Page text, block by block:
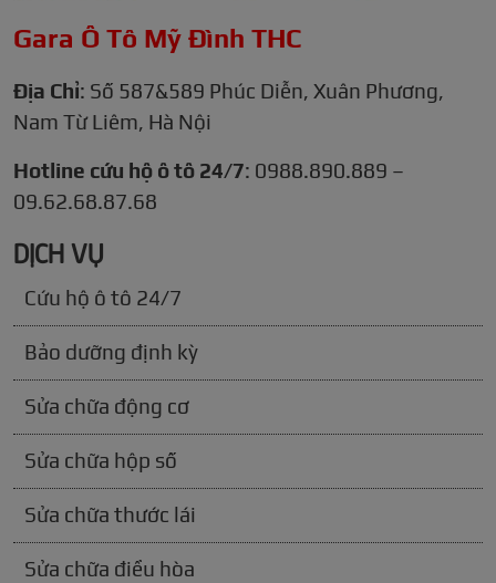
Gara Ô Tô Mỹ Đình THC
Địa Chỉ: Số 587&589 Phúc Diễn, Xuân Phương,
Nam Từ Liêm, Hà Nội
Hotline cứu hộ ô tô 24/7: 0988.890.889 –
09.62.68.87.68
DỊCH VỤ
Cứu hộ ô tô 24/7
Bảo dưỡng định kỳ
Sửa chữa động cơ
Sửa chữa hộp số
Sửa chữa thước lái
Sửa chữa điều hòa